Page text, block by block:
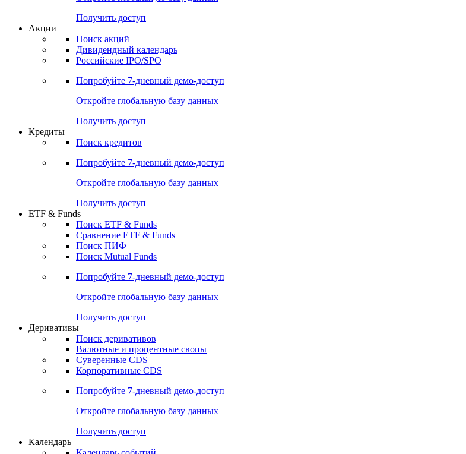
Попробуйте7-дневный
Откройте глобальную базу данных
Получить доступ
Акции
Поиск акций
Дивидендный календарь
Российские IPO/SPO
Попробуйте7-дневный
Откройте глобальную базу данных
Получить доступ
Кредиты
Поиск кредитов
Попробуйте7-дневный
Откройте глобальную базу данных
Получить доступ
ETF & Funds
Поиск ETF & Funds
Сравнение ETF & Funds
Поиск ПИФ
Поиск Mutual Funds
Попробуйте7-дневный
Откройте глобальную базу данных
Получить доступ
Деривативы
Поиск деривативов
Валютные и процентные свопы
Суверенные CDS
Корпоративные CDS
Попробуйте7-дневный
Откройте глобальную базу данных